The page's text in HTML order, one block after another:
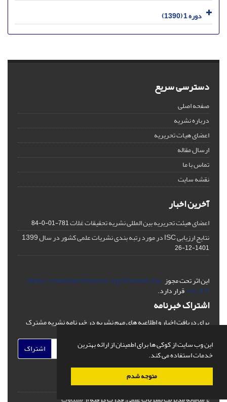
این وب سایت از کوکی ها برای اطمینان از ارائه بهترین
خدمات استفاده می کند.
متوجه شدم
دوره 1 (1390)
دسترسی سریع
صفحه اصلی
درباره نشریه
اعضای هیات تحریریه
ارسال مقاله
تماس با ما
نقشه سایت
آخرین اخبار
اعضای هیئت تحریریه بین المللی نشریه تحقیقات غلات781-01-0-84
نتایج ارزیابی ISC در مورد رتبه بندی نشریات علمی کشور در سال 1399
1401-12-26
این اثر تحت مجوزhttps://creativecommons.org/licenses/by-
nc/4.0/ قرار دارد.
اشتراک خبرنامه
برای دریافت اخبار و اطلاعیه های مهم نشریه در خبرنامه نشریه مشترک
اشتراک
© سامانه مدیریت نشریات علمی.قدرت گرفته از سیناوب